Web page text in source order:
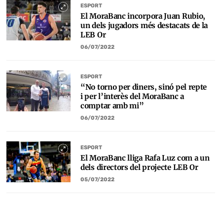
ESPORT
El MoraBanc incorpora Juan Rubio,
un dels jugadors més destacats de la
LEB Or
06/07/2022
ESPORT
“No torno per diners, sinó pel repte
i per l’interès del MoraBanc a
comptar amb mi”
06/07/2022
ESPORT
El MoraBanc lliga Rafa Luz com a un
dels directors del projecte LEB Or
05/07/2022